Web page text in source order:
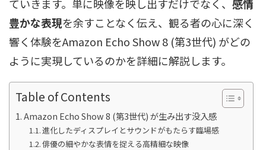
ていきます。単に映像を映し出すだけでなく、 感情
豊かな表現を余すことなく伝え、観る者の心に深く
響く体験をAmazon Echo Show 8 (第3世代) がどの
ように実現しているのかを詳細に解説します。
Table of Contents
Amazon Echo Show 8 (第3世代) が生み出す没入感
進化したディスプレイとサウンドがもたらす臨場感
俳優の細やかな表情を捉える高精細な映像